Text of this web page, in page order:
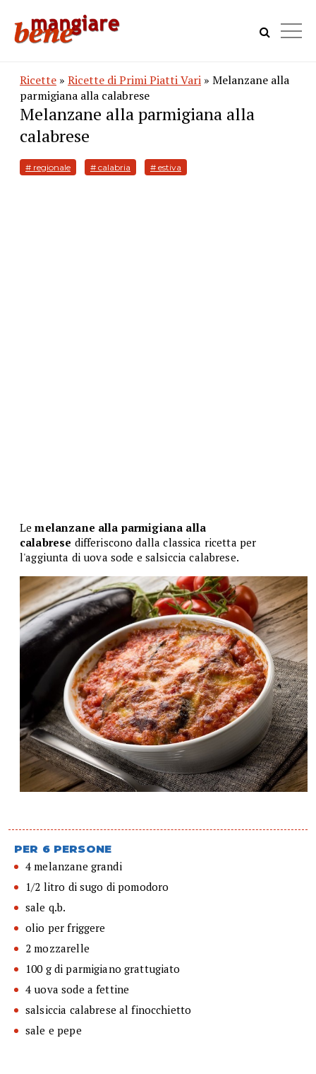
Ricette » Ricette di Primi Piatti Vari » Melanzane alla
parmigiana alla calabrese
Melanzane alla parmigiana alla
calabrese
# regionale # calabria # estiva
Lemelanzane alla parmigiana alla
calabrese differiscono dalla classica ricetta per
l'aggiunta di uova sode e salsiccia calabrese.
PER 6 PERSONE
4 melanzane grandi
1/2 litro di sugo di pomodoro
sale q.b.
olio per friggere
2 mozzarelle
100 g di parmigiano grattugiato
4 uova sode a fettine
salsiccia calabrese al finocchietto
sale e pepe